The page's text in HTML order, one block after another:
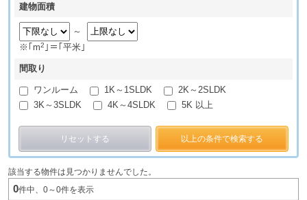
建物面積
～
※｢m2 ｣＝｢平米｣
間取り
ワンルーム 1K～1SLDK
2K～2SLDK
3K～3SLDK
4K～4SLDK 5K 以上
リセットする 以上の条件で検索する
該当する物件は見つかりませんでした。
0件中、0～0件を表示